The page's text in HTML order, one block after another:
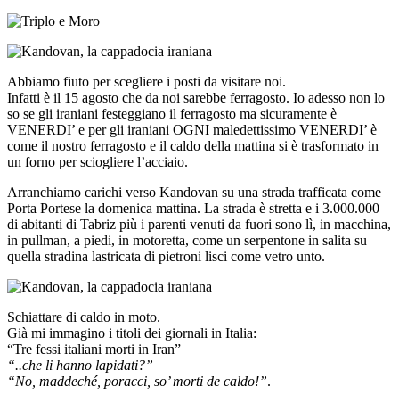
Abbiamo fiuto per scegliere i posti da visitare noi.
Infatti è il 15 agosto che da noi sarebbe ferragosto. Io adesso non lo
so se gli iraniani festeggiano il ferragosto ma sicuramente è
VENERDI’ e per gli iraniani OGNI maledettissimo VENERDI’ è
come il nostro ferragosto e il caldo della mattina si è trasformato in
un forno per sciogliere l’acciaio.
Arranchiamo carichi verso Kandovan su una strada trafficata come
Porta Portese la domenica mattina. La strada è stretta e i 3.000.000
di abitanti di Tabriz più i parenti venuti da fuori sono lì, in macchina,
in pullman, a piedi, in motoretta, come un serpentone in salita su
quella stradina lastricata di pietroni lisci come vetro unto.
Schiattare di caldo in moto.
Già mi immagino i titoli dei giornali in Italia:
“Tre fessi italiani morti in Iran”
“..che li hanno lapidati?”
“No, maddeché, poracci, so’ morti de caldo!”.